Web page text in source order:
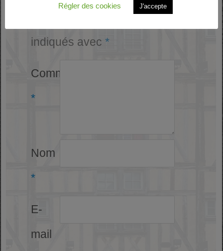
champs obligatoires sont
indiqués avec*
Commentaire
*
Nom
*
E-
mail
Régler des cookies
J'accepte